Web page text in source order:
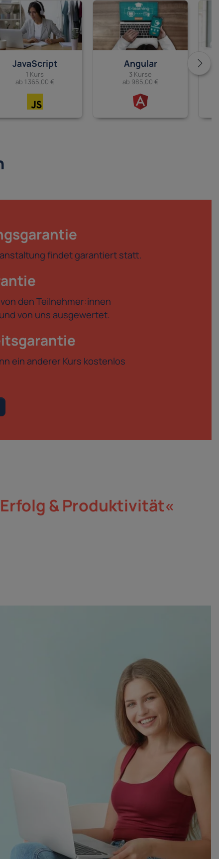
JavaScript
1 Kurs
ab 1.365,00 €
Angular
3 Kurse
ab 985,00 €
findet garantiert statt.
den Teilnehmer:innen
von uns ausgewertet.
ein anderer Kurs kostenlos
& Produktivität«